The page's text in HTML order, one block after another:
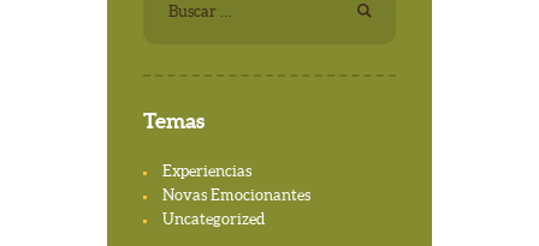
Temas
Experiencias
Novas Emocionantes
Uncategorized